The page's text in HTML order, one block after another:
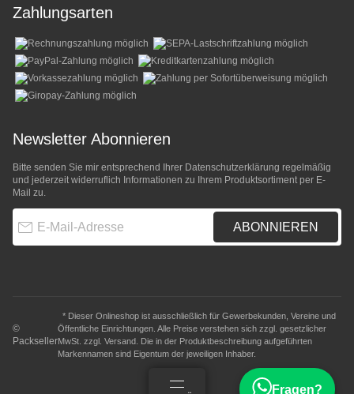
Zahlungsarten
Newsletter Abonnieren
Bitte senden Sie mir entsprechend Ihrer Datenschutzerklärung regelmäßig
und jederzeit widerruflich Informationen zu Ihrem Produktsortiment per E-
Mail zu.
ABONNIEREN
©
Packseller
* Dieser Onlineshop ist ausschließlich für Gewerbekunden, Vereine und
Öffentliche Einrichtungen. Alle Preise verstehen sich zzgl. gesetzlicher
MwSt. zzgl. Versand . Die in der Produktbeschreibung aufgeführten
Markennamen sind Eigentum der jeweiligen Inhaber.
Fragen?